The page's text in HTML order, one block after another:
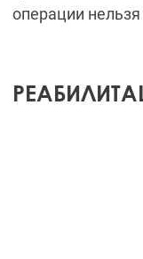
операции нельзя